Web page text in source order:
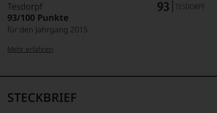
Tesdorpf
93/100 Punkte
für den Jahrgang 2015
95–98 Punkte:
Name
Tesdorpf
Mehr erfahren
STECKBRIEF